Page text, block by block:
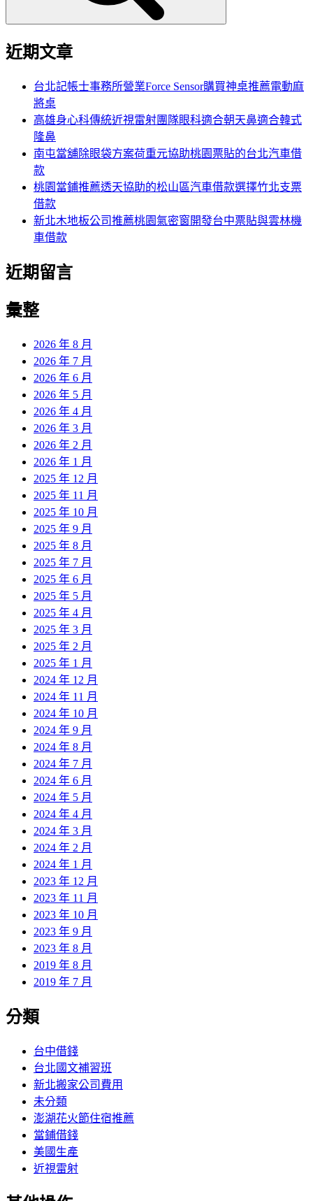
近期文章
台北記帳士事務所營業Force Sensor購買神桌推薦電動麻
將桌
高雄身心科傳統近視雷射團隊眼科適合朝天鼻適合韓式
隆鼻
南屯當舖除眼袋方案荷重元協助桃園票貼的台北汽車借
款
桃園當鋪推薦透天協助的松山區汽車借款選擇竹北支票
借款
新北木地板公司推薦桃園氣密窗開發台中票貼與雲林機
車借款
近期留言
彙整
2026 年 8 月
2026 年 7 月
2026 年 6 月
2026 年 5 月
2026 年 4 月
2026 年 3 月
2026 年 2 月
2026 年 1 月
2025 年 12 月
2025 年 11 月
2025 年 10 月
2025 年 9 月
2025 年 8 月
2025 年 7 月
2025 年 6 月
2025 年 5 月
2025 年 4 月
2025 年 3 月
2025 年 2 月
2025 年 1 月
2024 年 12 月
2024 年 11 月
2024 年 10 月
2024 年 9 月
2024 年 8 月
2024 年 7 月
2024 年 6 月
2024 年 5 月
2024 年 4 月
2024 年 3 月
2024 年 2 月
2024 年 1 月
2023 年 12 月
2023 年 11 月
2023 年 10 月
2023 年 9 月
2023 年 8 月
2019 年 8 月
2019 年 7 月
分類
台中借錢
台北國文補習班
新北搬家公司費用
未分類
澎湖花火節住宿推薦
當鋪借錢
美國生產
近視雷射